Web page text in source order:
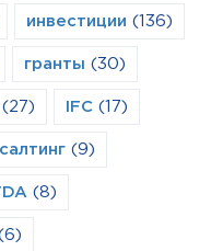
инвестиции (136)
гранты (30)
(27) IFC (17)
(9)
(8)